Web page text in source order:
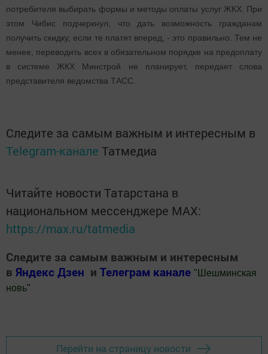
потребителя выбирать формы и методы оплаты услуг ЖКХ. При
этом Чибис подчеркнул, что дать возможность гражданам
получить скидку, если те платят вперед, - это правильно. Тем не
менее, переводить всех в обязательном порядке на предоплату
в системе ЖКХ Минстрой не планирует, передает слова
представителя ведомства ТАСС.
Следите за самым важным и интересным в
Telegram-канале Татмедиа
Читайте новости Татарстана в
национальном мессенджере MАХ:
https://max.ru/tatmedia
Следите за самым важным и интересным
в Яндекс Дзен и Телеграм канале " Шешминская
новь"
Перейти на страницу новости